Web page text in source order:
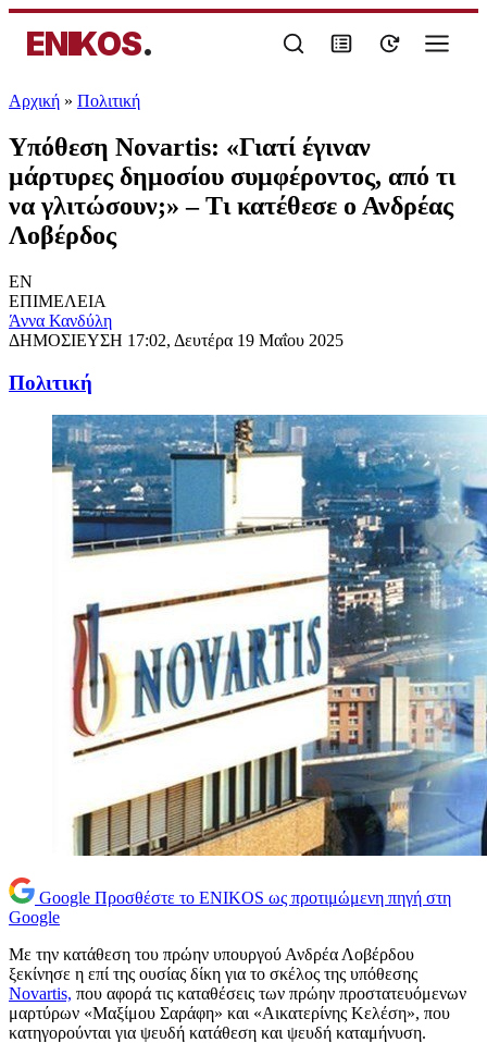
ENIKOS.
Αρχική » Πολιτική
Υπόθεση Novartis: «Γιατί έγιναν
μάρτυρες δημοσίου συμφέροντος, από τι
να γλιτώσουν;» – Τι κατέθεσε ο Ανδρέας
Λοβέρδος
EN
ΕΠΙΜΕΛΕΙΑ
Άννα Κανδύλη
ΔΗΜΟΣΙΕΥΣΗ 17:02, Δευτέρα 19 Μαΐου 2025
Πολιτική
Google Προσθέστε το ENIKOS ως προτιμώμενη πηγή στη
Google
Με την κατάθεση του πρώην υπουργού Ανδρέα Λοβέρδου
ξεκίνησε η επί της ουσίας δίκη για το σκέλος της υπόθεσης
Novartis, που αφορά τις καταθέσεις των πρώην προστατευόμενων
μαρτύρων «Μαξίμου Σαράφη» και «Αικατερίνης Κελέση», που
κατηγορούνται για ψευδή κατάθεση και ψευδή καταμήνυση.